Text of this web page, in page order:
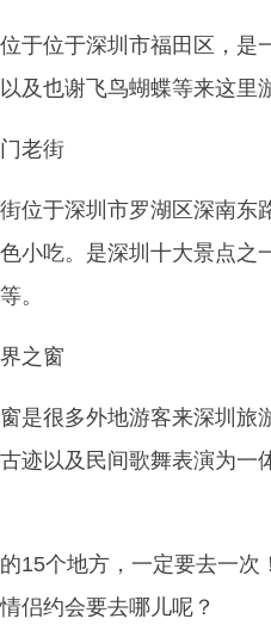
于位于深圳市福田区，是
及也谢飞鸟蝴蝶等来这里
老街
位于深圳市罗湖区深南东
小吃。是深圳十大景点之
。
之窗
是很多外地游客来深圳旅
迹以及民间歌舞表演为一
15个地方，一定要去一次！
侣约会要去哪儿呢？